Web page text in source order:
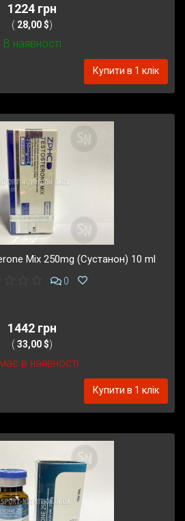
1224 грн
( 28,00 $)
В наявності
Купити в 1 клік
Mix 250mg (Сустанон) 10 ml
0
1442 грн
( 33,00 $)
в наявності
Купити в 1 клік